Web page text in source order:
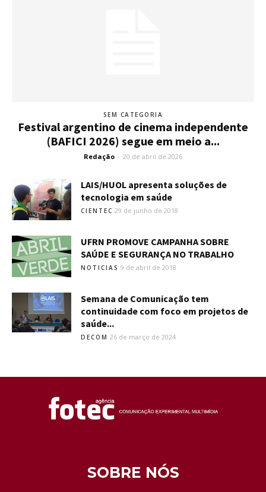
SEM CATEGORIA
Festival argentino de cinema independente
(BAFICI 2026) segue em meio a...
Redação - 20 de abril de 2026
LAIS/HUOL apresenta soluções de
tecnologia em saúde
CIENTEC 29 de junho de 2018
UFRN PROMOVE CAMPANHA SOBRE
SAÚDE E SEGURANÇA NO TRABALHO
NOTICIAS 9 de abril de 2018
Semana de Comunicação tem
continuidade com foco em projetos de
saúde...
DECOM 26 de março de 2024
SOBRE NÓS